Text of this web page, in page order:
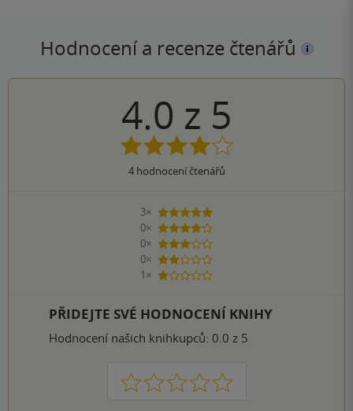
Hodnocení a recenze čtenářů
4.0 z 5
4hodnocení čtenářů
3×
5 hvězdiček
0×
4 hvězdičky
0×
3 hvězdičky
0×
2 hvězdičky
1×
1 hvezdička
PŘIDEJTE SVÉ HODNOCENÍ KNIHY
Hodnocení našich knihkupců: 0.0 z 5
1 2 3 4 5